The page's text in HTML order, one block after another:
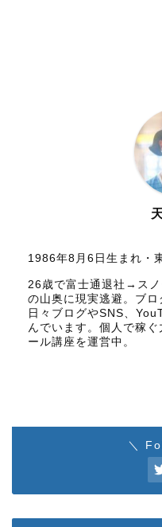
1986年8月6日生まれ・
26歳で富士通退社→ス
の山奥に現実逃避。ブロ
日々ブログやSNS、
んでいます。個人で稼
ール講座を運営中。
＼